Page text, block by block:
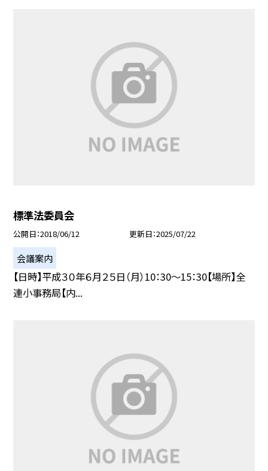
標準法委員会
公開日 2018/06/12 更新日 2025/07/22
会議案内
【日時】平成３０年６月２５日（月）10：30〜15：30【場所】全
連小事務局【内...